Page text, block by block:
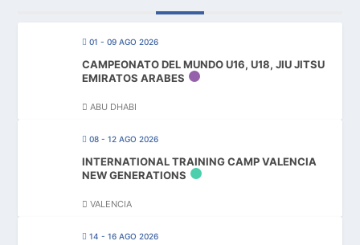
01 - 09 AGO 2026
CAMPEONATO DEL MUNDO U16, U18, JIU JITSU
EMIRATOS ARABES
ABU DHABI
08 - 12 AGO 2026
INTERNATIONAL TRAINING CAMP VALENCIA
NEW GENERATIONS
VALENCIA
14 - 16 AGO 2026